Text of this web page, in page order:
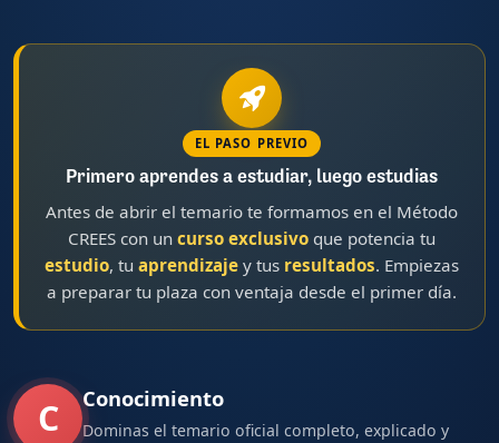
EL PASO PREVIO
Primero aprendes a estudiar, luego estudias
Antes de abrir el temario te formamos en el Método
CREES con un curso exclusivo que potencia tu
estudio, tu aprendizaje y tus resultados. Empiezas
a preparar tu plaza con ventaja desde el primer día.
C Conocimiento
Dominas el temario oficial completo, explicado y